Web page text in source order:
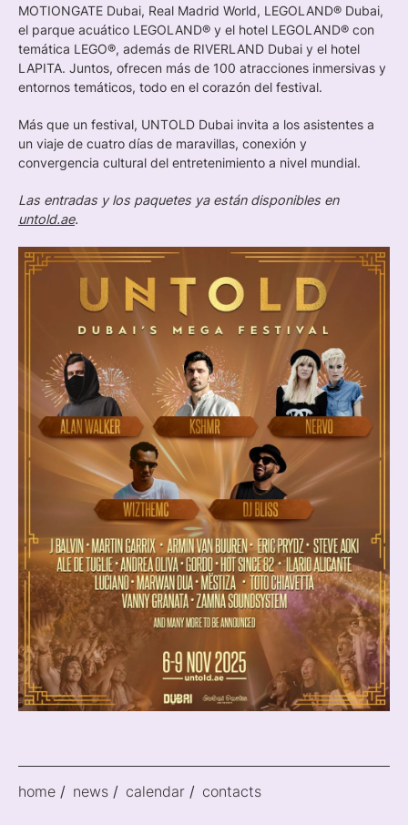
MOTIONGATE Dubai, Real Madrid World, LEGOLAND® Dubai,
el parque acuático LEGOLAND® y el hotel LEGOLAND® con
temática LEGO®, además de RIVERLAND Dubai y el hotel
LAPITA. Juntos, ofrecen más de 100 atracciones inmersivas y
entornos temáticos, todo en el corazón del festival.
Más que un festival, UNTOLD Dubai invita a los asistentes a
un viaje de cuatro días de maravillas, conexión y
convergencia cultural del entretenimiento a nivel mundial.
Las entradas y los paquetes ya están disponibles en
untold.ae.
home news calendar contacts